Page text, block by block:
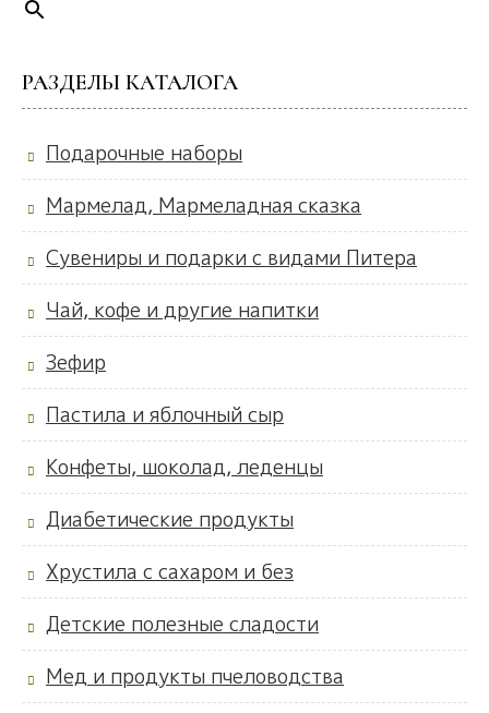
РАЗДЕЛЫ КАТАЛОГА
Подарочные наборы
Мармелад, Мармеладная сказка
Сувениры и подарки с видами Питера
Чай, кофе и другие напитки
Зефир
Пастила и яблочный сыр
Конфеты, шоколад, леденцы
Диабетические продукты
Хрустила с сахаром и без
Детские полезные сладости
Мед и продукты пчеловодства